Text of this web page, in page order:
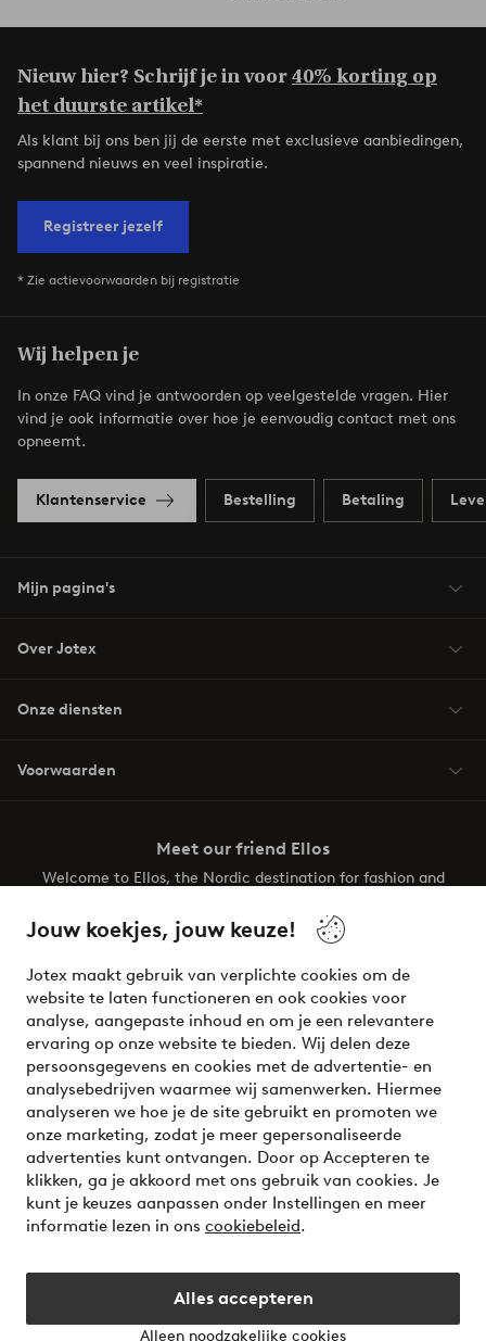
Jouw koekjes, jouw keuze!
Jotex maakt gebruik van verplichte cookies om de
website te laten functioneren en ook cookies voor
analyse, aangepaste inhoud en om je een relevantere
ervaring op onze website te bieden. Wij delen deze
persoonsgegevens en cookies met de advertentie- en
analysebedrijven waarmee wij samenwerken. Hiermee
analyseren we hoe je de site gebruikt en promoten we
onze marketing, zodat je meer gepersonaliseerde
advertenties kunt ontvangen. Door op Accepteren te
klikken, ga je akkoord met ons gebruik van cookies. Je
kunt je keuzes aanpassen onder Instellingen en meer
informatie lezen in ons cookiebeleid.
Alles accepteren
Alleen noodzakelijke cookies
Nieuw hier? Schrijf je in voor40% korting op
het duurste artikel*
Als klant bij ons ben jij de eerste met exclusieve aanbiedingen,
spannend nieuws en veel inspiratie.
Registreer jezelf
* Zie actievoorwaarden bij registratie
Wij helpen je
In onze FAQ vind je antwoorden op veelgestelde vragen. Hier
vind je ook informatie over hoe je eenvoudig contact met ons
opneemt.
Klantenservice Bestelling Betaling
Mijn pagina's
Over Jotex
Onze diensten
Voorwaarden
Meet our friend Ellos
Welcome to Ellos, the Nordic destination for fashion and
your wardrobe. Your next inspiring look is here!
Veilig betalen - Nu betalen of opsplitsen
Wil je meer weten over onze betaalopties?